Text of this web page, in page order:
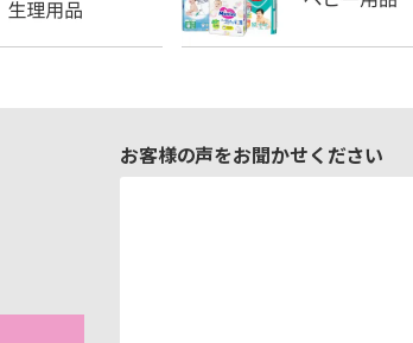
お客様の声をお聞かせください